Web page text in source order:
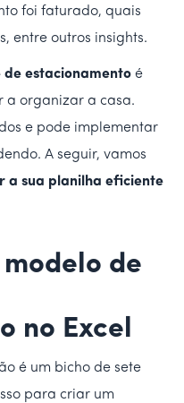
foi faturado, quais
entre outros insights.
estacionamento é
a organizar a casa.
e pode implementar
A seguir, vamos
a sua planilha eficiente
de
no Excel
é um bicho de sete
para criar um